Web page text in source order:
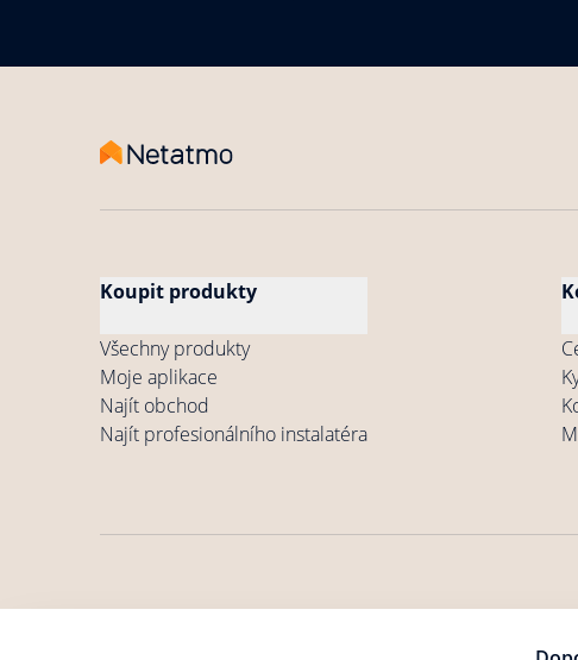
Koupit produkty
Všechny produkty
Moje aplikace
Najít obchod
Najít profesionálního instalatéra